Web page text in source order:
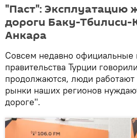
"Паст": Эксплуатацию
дороги Баку-Тбилиси-
Анкара
Совсем недавно официальные
правительства Турции
продолжаются, люди работают
рынки наших регионов
дороге".